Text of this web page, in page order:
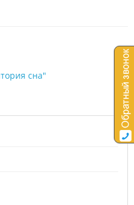
сна"